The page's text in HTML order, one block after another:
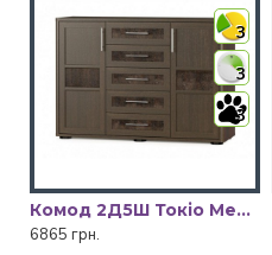
3
3
3
Комод 2Д5Ш Токіо Мебель Сервіс
6865 грн.